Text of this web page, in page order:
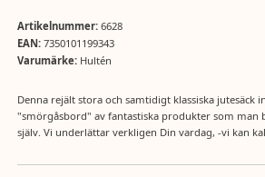
Artikelnummer:6628
EAN:7350101199343
Varumärke:Hultén
Denna rejält stora och samtidigt klassiska jutesäck
"smörgåsbord" av fantastiska produkter som man
själv. Vi underlättar verkligen Din vardag, -vi kan